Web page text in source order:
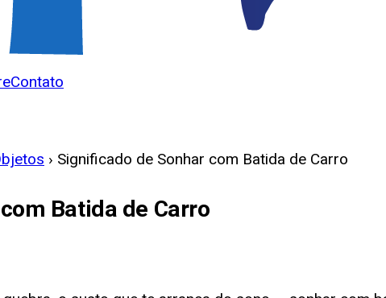
Contato
› Significado de Sonhar com Batida de Carro
Batida de Carro